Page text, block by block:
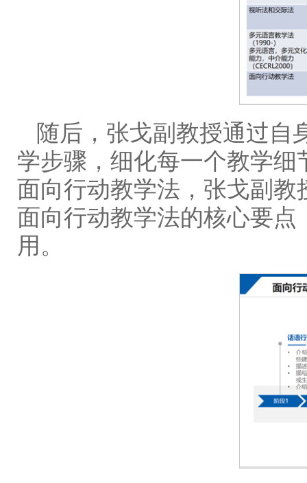
随后，张戈副教授通过自
学步骤，细化每一个教学
面向行动教学法，张戈副
面向行动教学法的核心要
用。